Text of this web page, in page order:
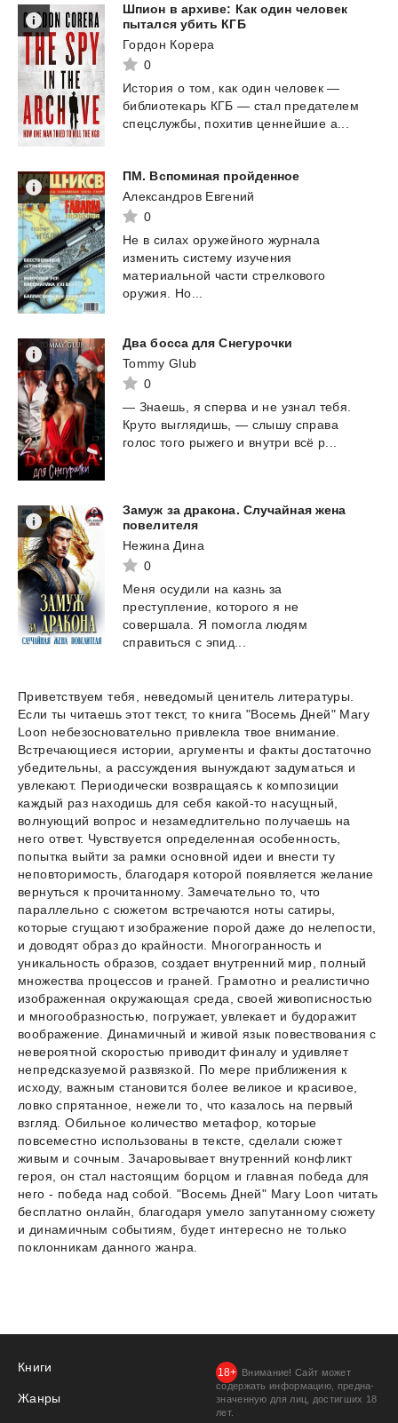
Шпион в архиве: Как один человек
пытался убить КГБ
Гордон Корера
0
История о том, как один человек —
библиотекарь КГБ — стал предателем
спецслужбы,
похитив ценнейшие а...
ПМ. Вспоминая пройденное
Александров Евгений
0
Не в силах оружейного журнала
изменить систему изучения
материальной части стрелкового
оружия. Но...
Два босса для Снегурочки
Tommy Glub
0
— Знаешь, я сперва и не узнал тебя.
Круто выглядишь, — слышу справа
голос того рыжего и внутри всё р...
Замуж за дракона. Случайная жена
повелителя
Нежина Дина
0
Меня осудили на казнь за
преступление, которого я не
совершала. Я помогла людям
справиться с эпид...
Приветствуем тебя, неведомый ценитель литературы.
Если ты читаешь этот текст, то книга "Восемь Дней" Mary
Loon небезосновательно привлекла твое внимание.
Встречающиеся истории, аргументы и факты достаточно
убедительны, а рассуждения вынуждают задуматься и
увлекают. Периодически возвращаясь к композиции
каждый раз находишь для себя какой-то насущный,
волнующий вопрос и незамедлительно получаешь на
него ответ. Чувствуется определенная особенность,
попытка выйти за рамки основной идеи и внести ту
неповторимость, благодаря которой появляется желание
вернуться к прочитанному. Замечательно то, что
параллельно с сюжетом встречаются ноты сатиры,
которые сгущают изображение порой даже до нелепости,
и доводят образ до крайности. Многогранность и
уникальность образов, создает внутренний мир, полный
множества процессов и граней. Грамотно и реалистично
изображенная окружающая среда, своей живописностью
и многообразностью, погружает, увлекает и будоражит
воображение. Динамичный и живой язык повествования с
невероятной скоростью приводит финалу и удивляет
непредсказуемой развязкой. По мере приближения к
исходу, важным становится более великое и красивое,
ловко спрятанное, нежели то, что казалось на первый
взгляд. Обильное количество метафор, которые
повсеместно использованы в тексте, сделали сюжет
живым и сочным. Зачаровывает внутренний конфликт
героя, он стал настоящим борцом и главная победа для
него - победа над собой. "Восемь Дней" Mary Loon читать
бесплатно онлайн, благодаря умело запутанному сюжету
и динамичным событиям, будет интересно не только
поклонникам данного жанра.
Книги
Жанры
Внимание! Сайт может
содержать информацию, предна­
значенную для лиц, дости­гших 18
лет.